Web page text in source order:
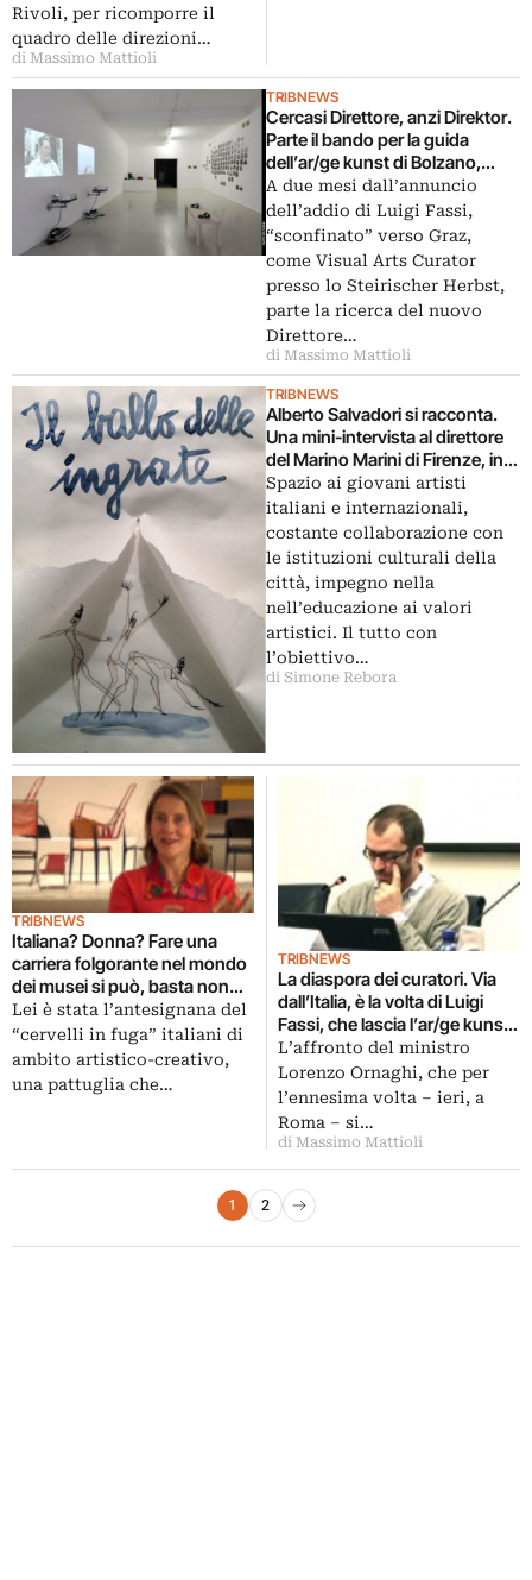
Rivoli, per ricomporre il
quadro delle direzioni…
di Massimo Mattioli
TRIBNEWS
Cercasi Direttore, anzi Direktor.
Parte il bando per la guida
dell’ar/ge kunst di Bolzano,
decapitato dopo l’espatrio di
Luigi Fassi
A due mesi dall’annuncio
dell’addio di Luigi Fassi,
“sconfinato” verso Graz,
come Visual Arts Curator
presso lo Steirischer Herbst,
parte la ricerca del nuovo
Direttore…
di Massimo Mattioli
TRIBNEWS
Alberto Salvadori si racconta.
Una mini-intervista al direttore
del Marino Marini di Firenze, in
esclusiva per Artribune. Ecco i
prossimi due anni del Museo
Spazio ai giovani artisti
italiani e internazionali,
costante collaborazione con
le istituzioni culturali della
città, impegno nella
nell’educazione ai valori
artistici. Il tutto con
l’obiettivo…
di Simone Rebora
TRIBNEWS
Italiana? Donna? Fare una
carriera folgorante nel mondo
dei musei si può, basta non
restare in Italia: Paola Antonelli
nominata Direttore della
Ricerca e Sviluppo del MoMA
Lei è stata l’antesignana del
“cervelli in fuga” italiani di
ambito artistico-creativo,
una pattuglia che…
TRIBNEWS
La diaspora dei curatori. Via
dall’Italia, è la volta di Luigi
Fassi, che lascia l’ar/ge kunst
Bolzano e approda allo
Steirischer Herbst a Graz, in
Austria
L’affronto del ministro
Lorenzo Ornaghi, che per
l’ennesima volta – ieri, a
Roma – si…
di Massimo Mattioli
Paginazione degli articoli
1 2
Pagina successiva